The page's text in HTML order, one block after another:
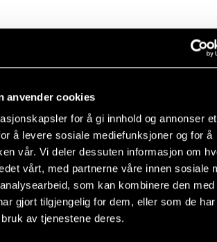
anvender cookies
for å gi innhold og annonser et
å levere sosiale mediefunksjoner og for å
vår. Vi deler dessuten informasjon om
vårt, med partnerne våre innen sosiale
som kan kombinere den med
gjort tilgjengelig for dem, eller som de
av tjenestene deres.
administrasjonen?
studiehverdagen
valemne
emne